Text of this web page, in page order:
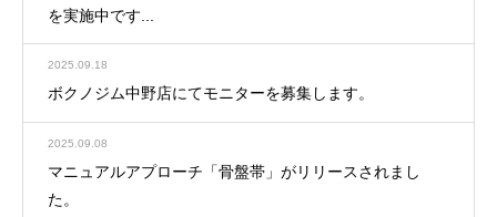
を実施中です...
2025.09.18
ボクノジム中野店にてモニターを募集します。
2025.09.08
マニュアルアプローチ「骨盤帯」がリリースされまし
た。